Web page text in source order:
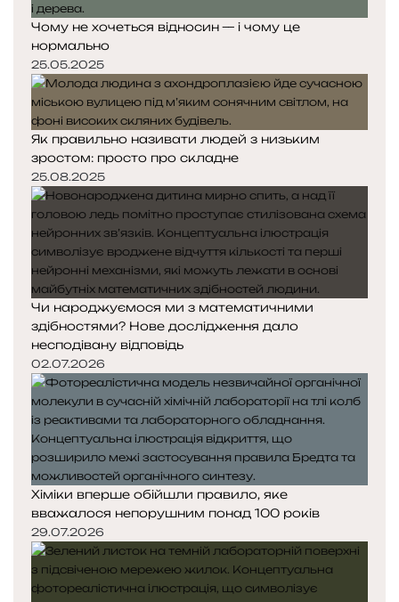
Чому не хочеться відносин — і чому це
нормально
25.05.2025
Як правильно називати людей з низьким
зростом: просто про складне
25.08.2025
Чи народжуємося ми з математичними
здібностями? Нове дослідження дало
несподівану відповідь
02.07.2026
Хіміки вперше обійшли правило, яке
вважалося непорушним понад 100 років
29.07.2026